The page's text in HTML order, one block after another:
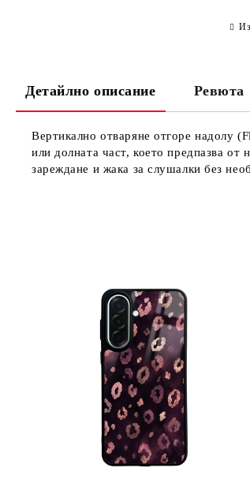
Детайлно описание Ревюта
Вертикално отваряне отгоре надолу
или долната част, което предпазва
зареждане и жака за слушалки без